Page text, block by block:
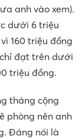
anh vào xem).
dưới 6 triệu
160 triệu đồng
đạt trên dưới
triệu đồng.
tháng cộng
phòng nên anh
Đáng nói là